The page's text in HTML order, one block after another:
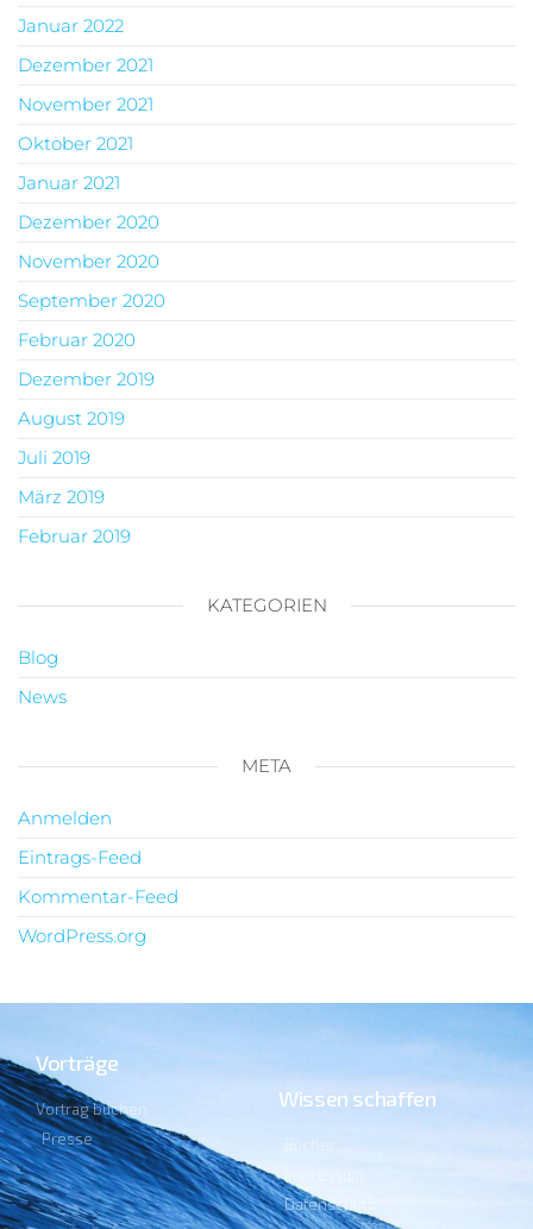
Januar 2022
Dezember 2021
November 2021
Oktober 2021
Januar 2021
Dezember 2020
November 2020
September 2020
Februar 2020
Dezember 2019
August 2019
Juli 2019
März 2019
Februar 2019
KATEGORIEN
Blog
News
META
Anmelden
Eintrags-Feed
Kommentar-Feed
WordPress.org
Vorträge
Vortrag buchen
Presse
Wissen schaffen
Bücher
Impressum
Datenschutz